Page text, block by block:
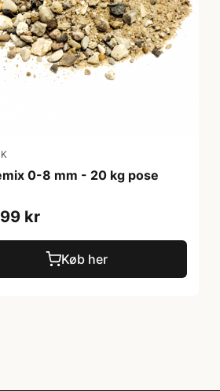
0-8 mm - 20 kg pose
kr
Køb her